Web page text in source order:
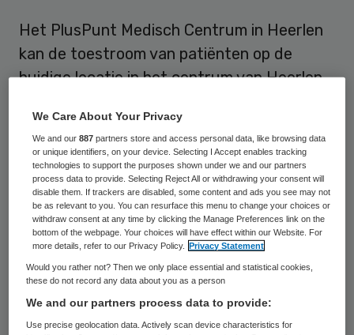
Het PlusPunt Medisch Centrum in Heerlen
kan de toestroom van patiënten op de
huidige locatie in het centrum van Heerlen
anderhalvelijns voorziening begin november
naar een nieuwe locatie bij het Parkstad
Limburg Stadion in Kerkrade.
In amper vijf jaar is het aantal patiënten dat
naar het PlusPunt Medisch Centrum wordt
verwezen gegroeid van 500 naar 8000. Bij
PlusPunt Medisch Centrum kunnen
patiënten terecht voor onderzoek, advies
en behandeling op het gebied van
We Care About Your Privacy
We and our887 partners store and access personal data, like browsing data
or unique identifiers, on your device. Selecting I Accept enables tracking
technologies to support the purposes shown under we and our partners
process data to provide. Selecting Reject All or withdrawing your consent will
disable them. If trackers are disabled, some content and ads you see may not
be as relevant to you. You can resurface this menu to change your choices or
withdraw consent at any time by clicking the Manage Preferences link on the
bottom of the webpage. Your choices will have effect within our Website. For
more details, refer to our Privacy Policy.
Privacy Statement
Would you rather not? Then we only place essential and statistical cookies,
these do not record any data about you as a person
We and our partners process data to provide:
Use precise geolocation data. Actively scan device characteristics for